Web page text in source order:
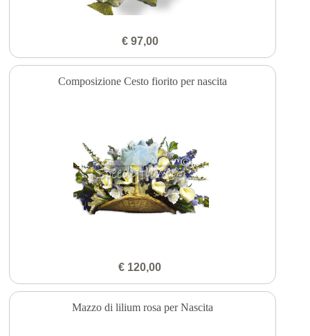
€ 97,00
Composizione Cesto fiorito per nascita
€ 120,00
Mazzo di lilium rosa per Nascita